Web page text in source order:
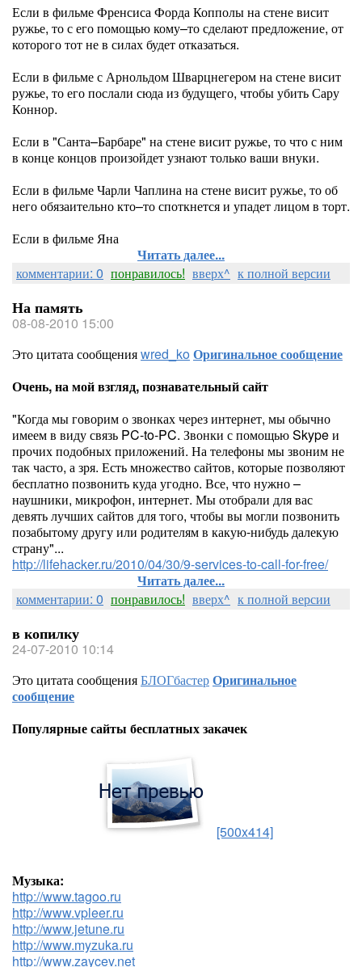
Если в фильме Френсиса Форда Копполы на стене висит
ружье, то с его помощью кому–то сделают предложение, от
которого тот не в силах будет отказаться.
Если в фильме с Арнольдом Шварцнегером на стене висит
ружье, то его послали сюда из будущего, чтобы убить Сару
Коннор.
Если в "Санта–Барбаре" на стене висит ружье, то что с ним
в конце концов произойдет узнают только ваши внуки.
Если в фильме Чарли Чаплина на стене висит ружье, то об
него обязаительно кто–то споткнется и упадет лицом в торт.
Если в фильме Яна
Читать далее...
комментарии: 0 понравилось! вверх^ к полной версии
На память
08-08-2010 15:00
Это цитата сообщенияwred_koОригинальное сообщение
Очень, на мой взгляд, познавательный сайт
"Когда мы говорим о звонках через интернет, мы обычно
имеем в виду связь PC-to-PC. Звонки с помощью Skype и
прочих подобных приложений. На телефоны мы звоним не
так часто, а зря. Есть множество сайтов, которые позволяют
бесплатно позвонить куда угодно. Все, что нужно –
наушники, микрофон, интернет. Мы отобрали для вас
девять лучших сайтов для того, чтобы вы могли позвонить
позабытому другу или родителям в какую-нибудь далекую
страну"...
http://lifehacker.ru/2010/04/30/9-services-to-call-for-free/
Читать далее...
комментарии: 0 понравилось! вверх^ к полной версии
в копилку
24-07-2010 10:14
Это цитата сообщенияБЛОГбастерОригинальное
сообщение
Популярные сайты бесплатных закачек
[500x414]
Музыка:
http://www.tagoo.ru
http://www.vpleer.ru
http://www.jetune.ru
http://www.myzuka.ru
http://www.zaycev.net